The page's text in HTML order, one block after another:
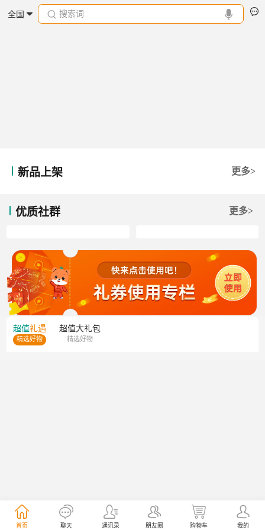
全国 搜索词
新品上架 更多>
优质社群 更多>
超值礼遇
精选好物
超值大礼包
精选好物
首页 聊天 通讯录 朋友圈 购物车 我的